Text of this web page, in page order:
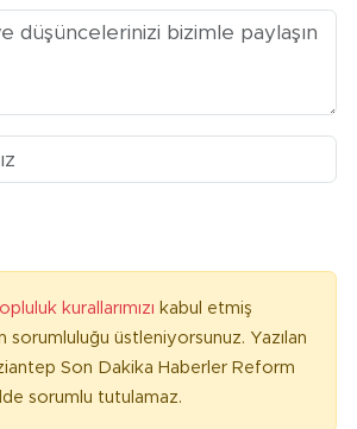
kurallarımızı kabul etmiş
sorumluluğu üstleniyorsunuz. Yazılan
Son Dakika Haberler Reform
sorumlu tutulamaz.